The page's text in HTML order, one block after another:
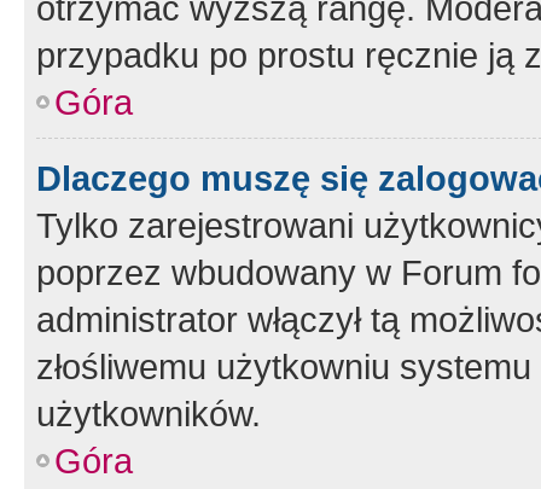
przypadku po prostu ręcznie ją
Góra
Dlaczego muszę się
Tylko zarejestrowani
poprzez wbudowany w Forum
administrator włączył tą
złośliwemu użytkowniu
użytkowników.
Góra